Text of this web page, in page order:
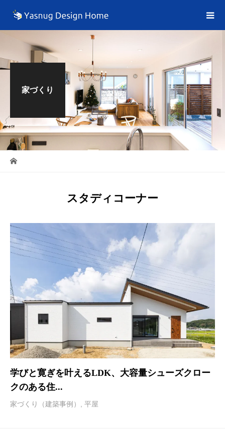
家づくり
スタディコーナー
学びと寛ぎを叶えるLDK、大容量シューズクロー
クのある住...
家づくり（建築事例） 平屋